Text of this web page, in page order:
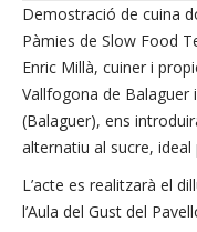
Demostració de cuina
Pàmies de Slow Food
Enric Millà, cuiner i
Vallfogona de Balaguer
(Balaguer), ens
alternatiu al sucre,
L’acte es realitzarà el
l’Aula del Gust del